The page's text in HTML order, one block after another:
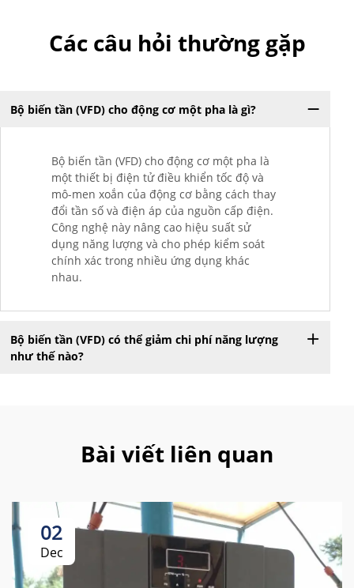
Các câu hỏi thường gặp
Bộ biến tần (VFD) cho động cơ một pha là gì?
Bộ biến tần (VFD) cho động cơ một pha là
một thiết bị điện tử điều khiển tốc độ và
mô-men xoắn của động cơ bằng cách thay
đổi tần số và điện áp của nguồn cấp điện.
Công nghệ này nâng cao hiệu suất sử
dụng năng lượng và cho phép kiểm soát
chính xác trong nhiều ứng dụng khác
nhau.
Bộ biến tần (VFD) có thể giảm chi phí năng lượng
như thế nào?
Bài viết liên quan
02
Dec